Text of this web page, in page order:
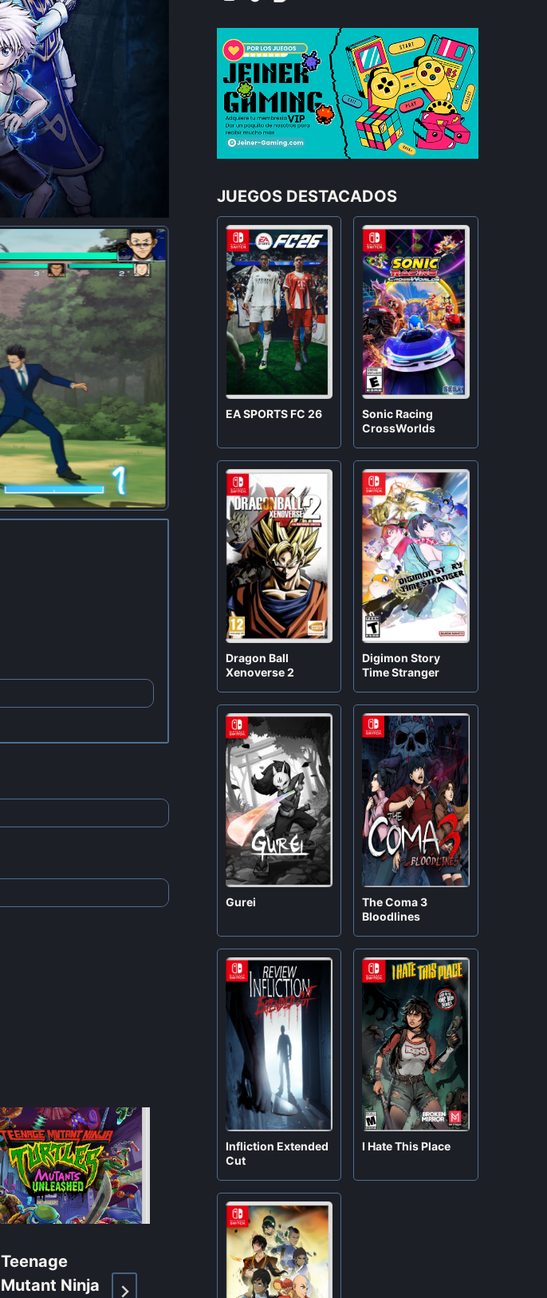
Teenage
Mutant Ninja
Lumen Tale
Memories of
JUEGOS DESTACADOS
EA SPORTS FC 26
Sonic Racing
CrossWorlds
Dragon Ball
Xenoverse 2
Digimon Story
Time Stranger
Gurei
The Coma 3
Bloodlines
Infliction Extended
Cut
I Hate This Place